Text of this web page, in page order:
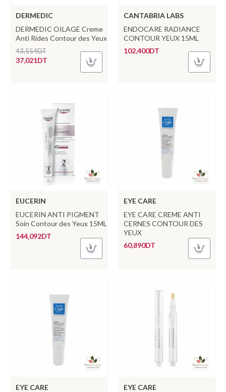
DERMEDIC
DERMEDIC OILAGE Creme
Anti Rides Contour des Yeux
37,021DT
43,554DT
CANTABRIA LABS
ENDOCARE RADIANCE
CONTOUR YEUX 15ML
102,400DT
EUCERIN
EUCERIN ANTI PIGMENT
Soin Contour des Yeux 15ML
144,092DT
EYE CARE
EYE CARE CREME ANTI
CERNES CONTOUR DES
YEUX
60,890DT
EYE CARE
EYE CARE